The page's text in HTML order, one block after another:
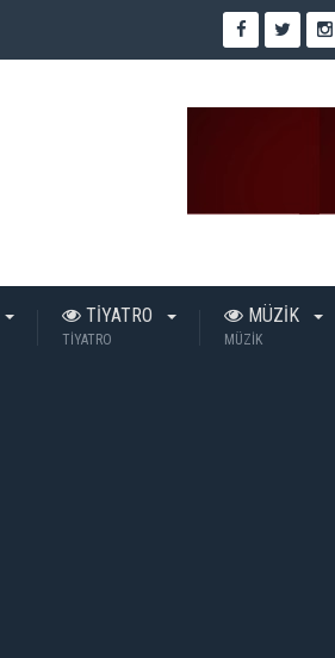
TİYATRO
TİYATRO
MÜZİK
MÜZİK